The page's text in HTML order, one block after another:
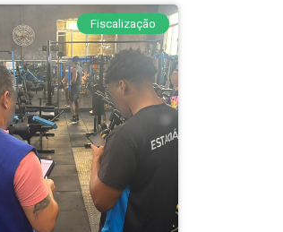
Fiscalização